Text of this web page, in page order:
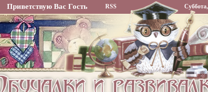
Приветствую Вас Гость RSS